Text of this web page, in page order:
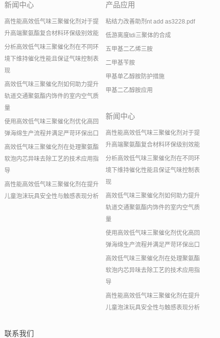
新闻中心
高性能高效低气味三聚催化剂对于提
升高端聚氨酯复合材料环保级别效能
分析高效低气味三聚催化剂在不同环
境下维持催化性能且保证气味控制表
现
高效低气味三聚催化剂如何助力提升
轨道交通聚氨酯内饰件的室内空气质
量
使用高效低气味三聚催化剂优化高回
弹海绵生产流程并满足严苛环保出口
高效低气味三聚催化剂在处理聚氨酯
软泡内芯异味去除工艺的技术应用指
导
高性能高效低气味三聚催化剂在提升
儿童泡沫玩具安全性与触感表现分析
产品应用
粘结力改善助剂nt add as3228.pdf
低游离度tdi三聚体的合成
五甲基二乙烯三胺
二甲基苄胺
甲基单乙醇胺防护措施
甲基二乙醇胺应用
新闻中心
高性能高效低气味三聚催化剂对于提
升高端聚氨酯复合材料环保级别效能
分析高效低气味三聚催化剂在不同环
境下维持催化性能且保证气味控制表
现
高效低气味三聚催化剂如何助力提升
轨道交通聚氨酯内饰件的室内空气质
量
使用高效低气味三聚催化剂优化高回
弹海绵生产流程并满足严苛环保出口
高效低气味三聚催化剂在处理聚氨酯
软泡内芯异味去除工艺的技术应用指
导
高性能高效低气味三聚催化剂在提升
儿童泡沫玩具安全性与触感表现分析
联系我们